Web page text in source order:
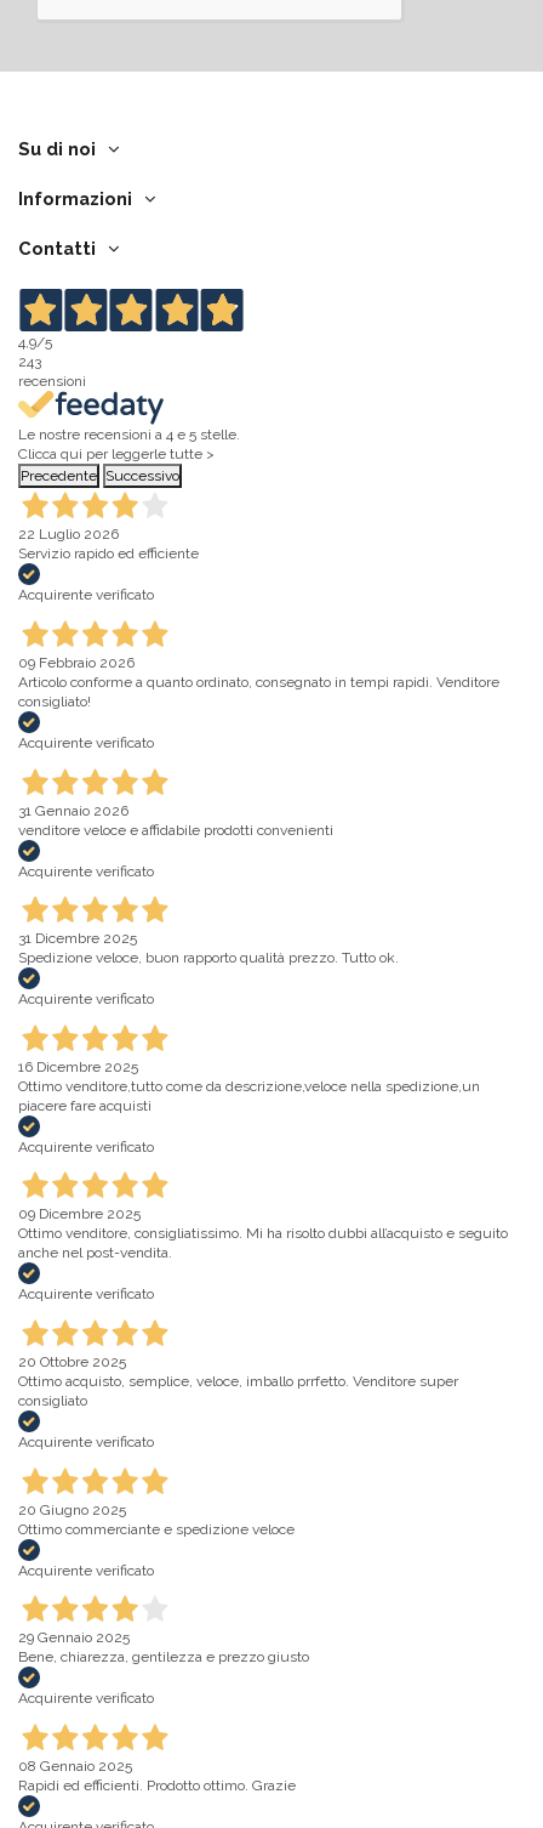
Su di noi
Informazioni
Contatti
4,9/5
243
recensioni
Le nostre recensioni a 4 e 5 stelle.
Clicca qui per leggerle tutte >
Precedente Successivo
22 Luglio 2026
Servizio rapido ed efficiente
Acquirente verificato
09 Febbraio 2026
Articolo conforme a quanto ordinato, consegnato in tempi rapidi. Venditore
consigliato!
Acquirente verificato
31 Gennaio 2026
venditore veloce e affidabile prodotti convenienti
Acquirente verificato
31 Dicembre 2025
Spedizione veloce, buon rapporto qualità prezzo. Tutto ok.
Acquirente verificato
16 Dicembre 2025
Ottimo venditore,tutto come da descrizione,veloce nella spedizione,un
piacere fare acquisti
Acquirente verificato
09 Dicembre 2025
Ottimo venditore, consigliatissimo. Mi ha risolto dubbi all’acquisto e seguito
anche nel post-vendita.
Acquirente verificato
20 Ottobre 2025
Ottimo acquisto, semplice, veloce, imballo prrfetto. Venditore super
consigliato
Acquirente verificato
20 Giugno 2025
Ottimo commerciante e spedizione veloce
Acquirente verificato
29 Gennaio 2025
Bene, chiarezza, gentilezza e prezzo giusto
Acquirente verificato
08 Gennaio 2025
Rapidi ed efficienti. Prodotto ottimo. Grazie